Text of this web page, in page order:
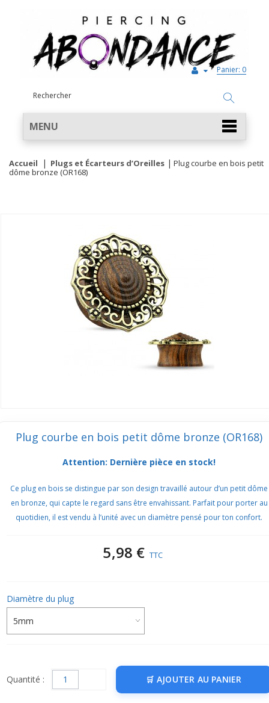
Panier: 0
MENU
Accueil Plugs et Écarteurs d’Oreilles
Plug courbe en bois petit
dôme bronze (OR168)
Plug courbe en bois petit dôme bronze (OR168)
Attention: Dernière pièce en stock!
Ce plug en bois se distingue par son design travaillé autour d’un petit dôme
en bronze, qui capte le regard sans être envahissant. Parfait pour porter au
quotidien, il est vendu à l’unité avec un diamètre pensé pour ton confort.
5,98 € TTC
Diamètre du plug
Quantité : AJOUTER AU PANIER